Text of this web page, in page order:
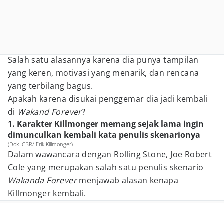
Salah satu alasannya karena dia punya tampilan
yang keren, motivasi yang menarik, dan rencana
yang terbilang bagus.
Apakah karena disukai penggemar dia jadi kembali
di Wakand Forever?
1. Karakter Killmonger memang sejak lama ingin
dimunculkan kembali kata penulis skenarionya
(Dok. CBR/ Erik Killmonger)
Dalam wawancara dengan Rolling Stone, Joe Robert
Cole yang merupakan salah satu penulis skenario
Wakanda Forevermenjawab alasan kenapa
Killmonger kembali.